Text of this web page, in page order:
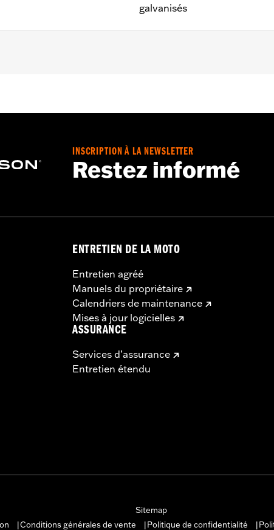
galvanisés
INSCRIPTION À LA NEWSLETTER
Restez informé
ENTRETIEN DE LA MOTO
Entretien agréé
Manuels du propriétaire
Calendriers de maintenance
Mises à jour logicielles
ASSURANCE
Services d’assurance
Entretien étendu
Sitemap
Conditions générales de vente Politique de confidentialité